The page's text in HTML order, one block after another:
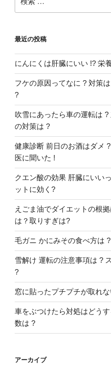
索:
最近の投稿
にんにくは肝臓にいい !? 栄
フケの原因ってなに ? 対策
?
吹雪にあったら車の運転は
の対策は ?
健康診断 前日のお酒はダメ
医に聞いた !
クエン酸の効果 肝臓にいい
ットに効く?
えごま油でダイエットの根
は？取りすぎは?
毛ガニ かにみその食べ方は
雪解け 運転の注意事項は ?
?
窓に貼ったプチプチが取れ
車をぶつけたら対処はどう
数は ?
アーカイブ